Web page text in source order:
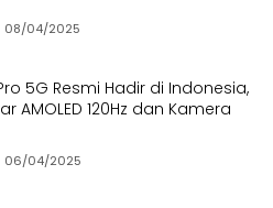
08/04/2025
5G Resmi Hadir di Indonesia,
AMOLED 120Hz dan Kamera
06/04/2025